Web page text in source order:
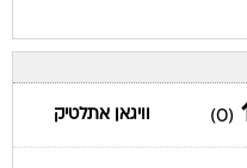
(0) וויגאן אתלטיק